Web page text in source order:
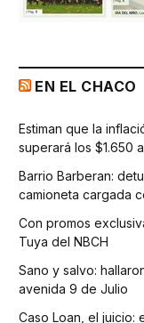
EN EL CHACO
Estiman que la
superará los $1.650
Barrio Barberan:
camioneta cargada
Con promos
Tuya del NBCH
Sano y salvo:
avenida 9 de Julio
Caso Loan, el juicio: